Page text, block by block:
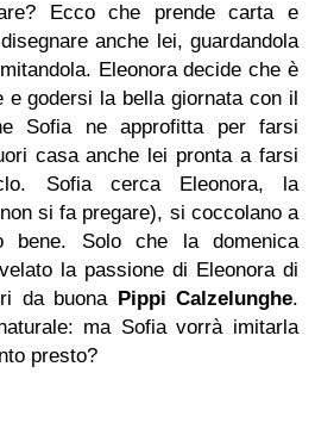
Ecco che prende carta e
anche lei, guardandola
Eleonora decide che è
godersi la bella giornata con il
Sofia ne approfitta per farsi
casa anche lei pronta a farsi
Sofia cerca Eleonora, la
si fa pregare), si coccolano a
bene. Solo che la domenica
la passione di Eleonora di
da buona Pippi Calzelunghe.
ma Sofia vorrà imitarla
presto?